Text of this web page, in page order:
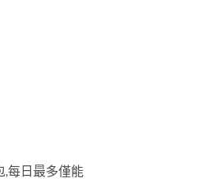
,每日最多僅能